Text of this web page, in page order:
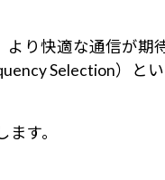
り快適な通信が
Selection）
す。